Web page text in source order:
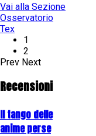
Vai alla Sezione
Osservatorio
Tex
1
2
Prev Next
Recensioni
Il tango delle
anime perse